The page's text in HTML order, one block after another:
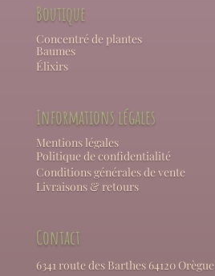
Boutique
Concentré de plantes
Baumes
Élixirs
Informations légales
Mentions légales
Politique de confidentialité
Conditions générales de vente
Livraisons & retours
Contact
6341 route des Barthes 64120 Orègue